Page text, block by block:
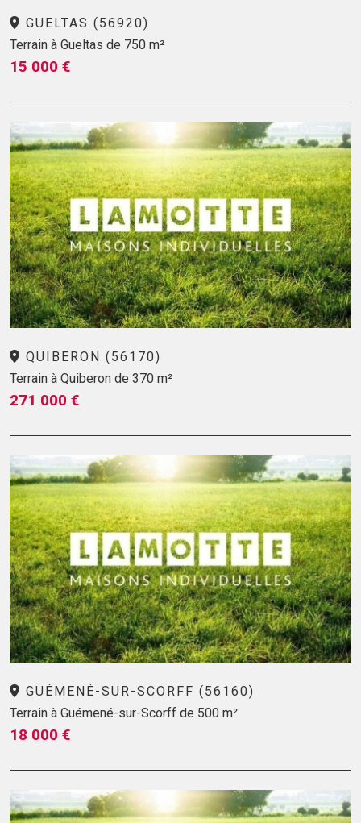
GUELTAS (56920)
Terrain à Gueltas de 750 m²
15 000 €
QUIBERON (56170)
Terrain à Quiberon de 370 m²
271 000 €
GUÉMENÉ-SUR-SCORFF (56160)
Terrain à Guémené-sur-Scorff de 500 m²
18 000 €